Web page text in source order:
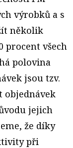
výrobků a s
několik
procent všech
polovina
jsou tzv.
objednávek
jejich
že díky
při